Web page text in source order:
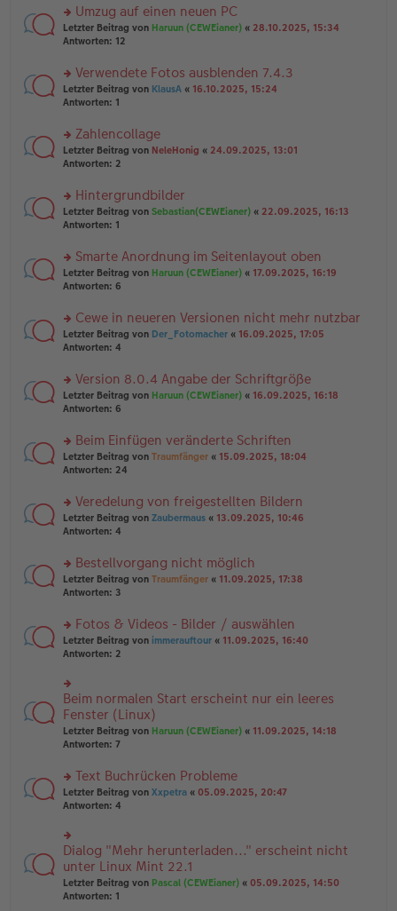
tr
a
g
e
n
er
tr
a
g
n
g
el
e
n
er
tr
a
g
rs
te
n
g
el
e
n
er
tr
a
g
Umzug auf einen neuen PC
Letzter Beitrag von Haruun (CEWEianer) « 28.10.2025, 15:34
Antworten: 12
rs
te
n
g
el
e
n
er
tr
a
g
Verwendete Fotos ausblenden 7.4.3
Letzter Beitrag von KlausA « 16.10.2025, 15:24
Antworten: 1
rs
te
n
g
el
e
n
er
tr
a
g
Zahlencollage
Letzter Beitrag von NeleHonig « 24.09.2025, 13:01
Antworten: 2
rs
te
n
g
el
e
n
er
tr
a
g
Hintergrundbilder
Letzter Beitrag von Sebastian(CEWEianer) « 22.09.2025, 16:13
Antworten: 1
rs
te
n
g
el
e
n
er
tr
a
g
Smarte Anordnung im Seitenlayout oben
Letzter Beitrag von Haruun (CEWEianer) « 17.09.2025, 16:19
Antworten: 6
rs
te
n
g
el
e
n
er
tr
a
g
Cewe in neueren Versionen nicht mehr nutzbar
Letzter Beitrag von Der_Fotomacher « 16.09.2025, 17:05
Antworten: 4
rs
te
n
g
el
e
n
er
tr
a
g
Version 8.0.4 Angabe der Schriftgröße
Letzter Beitrag von Haruun (CEWEianer) « 16.09.2025, 16:18
Antworten: 6
rs
te
n
g
el
e
n
er
tr
a
g
Beim Einfügen veränderte Schriften
Letzter Beitrag von Traumfänger « 15.09.2025, 18:04
Antworten: 24
rs
te
n
g
el
e
n
er
tr
a
g
Veredelung von freigestellten Bildern
Letzter Beitrag von Zaubermaus « 13.09.2025, 10:46
Antworten: 4
rs
te
n
g
el
e
n
er
B
ei
tr
g
Bestellvorgang nicht möglich
Letzter Beitrag von Traumfänger « 11.09.2025, 17:38
Antworten: 3
rs
te
u
n
g
el
es
e
er
B
ei
tr
g
Fotos & Videos - Bilder / auswählen
Letzter Beitrag von immerauftour « 11.09.2025, 16:40
Antworten: 2
rs
te
r
u
n
el
es
e
er
B
ei
tr
a
g
Beim normalen Start erscheint nur ein leeres
Fenster (Linux)
Letzter Beitrag von Haruun (CEWEianer) « 11.09.2025, 14:18
Antworten: 7
rs
te
u
n
g
el
es
e
Text Buchrücken Probleme
Letzter Beitrag von Xxpetra « 05.09.2025, 20:47
Antworten: 4
rs
te
r
u
n
Dialog "Mehr herunterladen..." erscheint nicht
unter Linux Mint 22.1
Letzter Beitrag von Pascal (CEWEianer) « 05.09.2025, 14:50
Antworten: 1